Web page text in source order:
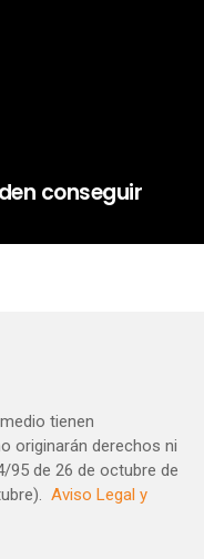
conseguir
tienen
originarán derechos ni
95 de 26 de octubre de
Aviso Legal y